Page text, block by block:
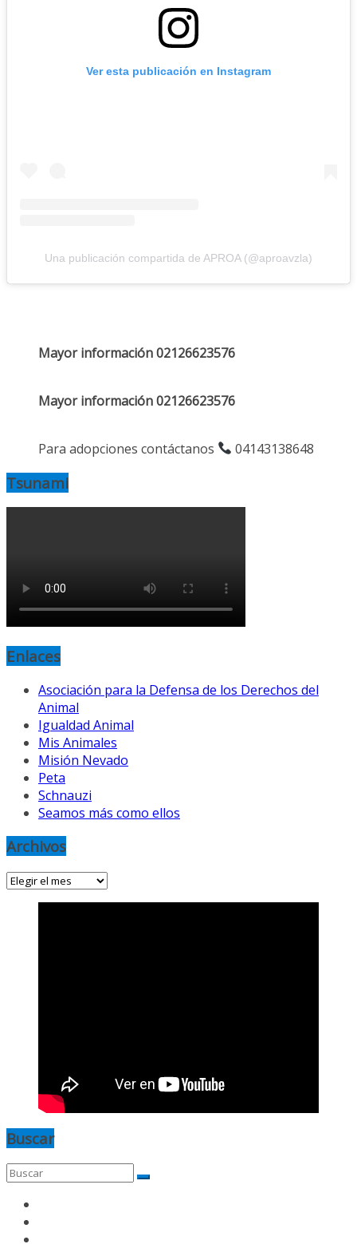
Ver esta publicación en Instagram
Una publicación compartida de APROA (@aproavzla)
Mayor información 02126623576
Mayor información 02126623576
Para adopciones contáctanos 04143138648
Tsunami
Enlaces
Asociación para la Defensa de los Derechos del
Animal
Igualdad Animal
Mis Animales
Misión Nevado
Peta
Schnauzi
Seamos más como ellos
Archivos
Archivos
Buscar